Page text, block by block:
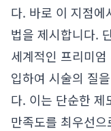
다. 바로 이 지점에
법을 제시합니다.
세계적인 프리미엄
입하여 시술의 질
다. 이는 단순한 제
만족도를 최우선